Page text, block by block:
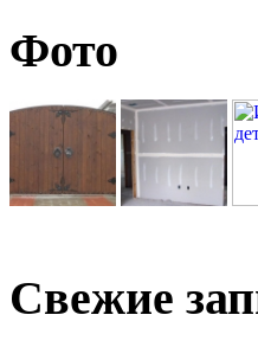
Фото
Свежие